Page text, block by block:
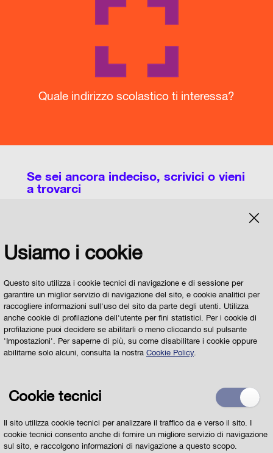
Quale indirizzo scolastico ti interessa?
Se sei ancora indeciso, scrivici o vieni
a trovarci
informazioni sull'organizzazione dei Licei, degli
IeFP a Parma e sulle modalità di scelta della
Scuola
IlServizio per la Scuola del Comune di Parma
risponderà alle vostre domande
Usiamo i cookie
Questo sito utilizza i cookie tecnici di navigazione e di sessione per
garantire un miglior servizio di navigazione del sito, e cookie analitici per
raccogliere informazioni sull'uso del sito da parte degli utenti. Utilizza
anche cookie di profilazione dell'utente per fini statistici. Per i cookie di
profilazione puoi decidere se abilitarli o meno cliccando sul pulsante
'Impostazioni'. Per saperne di più, su come disabilitare i cookie oppure
abilitarne solo alcuni, consulta la nostra Cookie Policy.
Cookie tecnici
Il sito utilizza cookie tecnici per analizzare il traffico da e verso il sito. I
cookie tecnici consento anche di fornire un migliore servizio di navigazione
sul sito, e raccolgono informazioni di navigazione a questo scopo.